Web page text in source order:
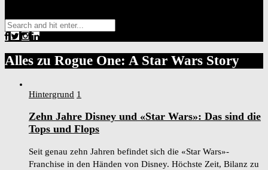
Alles zu Rogue One: A Star Wars Story
Hintergrund 1
Zehn Jahre Disney und «Star Wars»: Das sind die
Tops und Flops
Seit genau zehn Jahren befindet sich die «Star Wars»-
Franchise in den Händen von Disney. Höchste Zeit, Bilanz zu